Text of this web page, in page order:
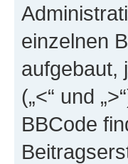
einzelnen
aufgebaut,
(„<“ und
BBCode